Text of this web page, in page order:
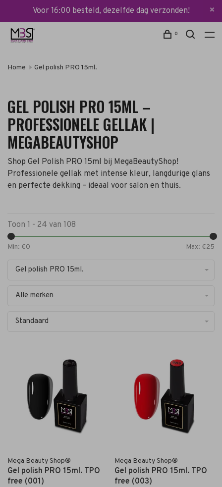
Voor 16:00 besteld, dezelfde dag verzonden!
0
Home Gel polish PRO 15ml.
GEL POLISH PRO 15ML –
PROFESSIONELE GELLAK |
MEGABEAUTYSHOP
Shop Gel Polish PRO 15ml bij MegaBeautyShop!
Professionele gellak met intense kleur, langdurige glans
en perfecte dekking – ideaal voor salon en thuis.
Toon 1 - 24 van 108
Min: €0 Max: €25
Gel polish PRO 15ml.
Alle merken
Standaard
Mega Beauty Shop®
Gel polish PRO 15ml. TPO
free (001)
Mega Beauty Shop®
Gel polish PRO 15ml. TPO
free (003)